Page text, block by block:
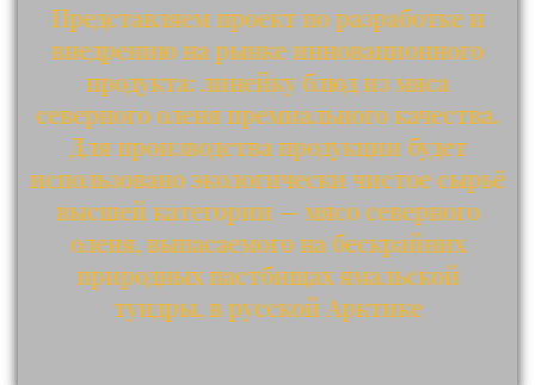
Представляем проект по разработке и
внедрению на рынке инновационного
продукта: линейку блюд из мяса
северного оленя премиального качества.
Для производства продукции будет
использовано экологически чистое сырьё
высшей категории — мясо северного
оленя, выпасаемого на бескрайних
природных пастбищах ямальской
тундры, в русской Арктике